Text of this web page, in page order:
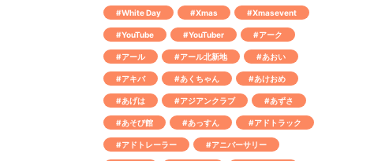
#White Day #Xmas #Xmasevent
#YouTube #YouTuber #アーク
#アール #アール北新地 #あおい
#アキバ #あくちゃん #あけおめ
#あげは #アジアンクラブ #あずさ
#あそび館 #あっすん #アドトラック
#アドトレーラー #アニバーサリー